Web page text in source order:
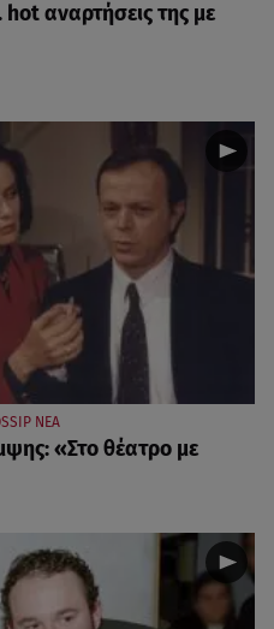
αναρτήσεις της με
ΝΕΑ
«Στο θέατρο με